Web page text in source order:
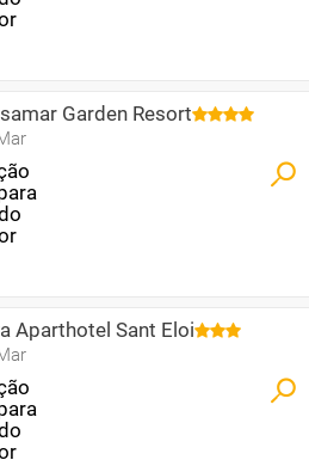
Garden Resort
Aparthotel Sant Eloi